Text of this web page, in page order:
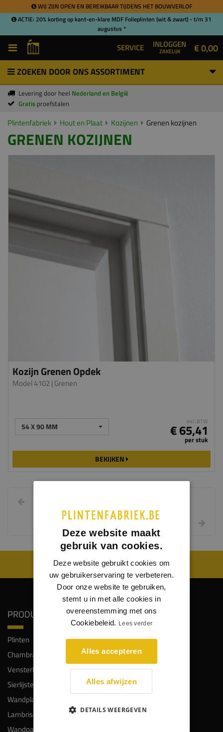
WIJ ZIJN OPEN EN BEREIKBAAR TIJDENS HET BOUWVERLOF
ACTIE: 20% korting op kant-en-klare MDF Folieplinten (wit & zwart) - t/m 31
augustus *
SERVICE INLOGGEN
ZAKELIJK € 0,00
ZOEKEN DOOR ONS ASSORTIMENT
Levering door heel Nederland en België
Gratis proefstalen
Plintenfabriek Hout en Plaat Kozijnen Grenen kozijnen
GRENEN KOZIJNEN
Kozijn Grenen Opdek
Model 4102| Grenen
54 X 90 MM incl. BTW
€ 65,41
per stuk
BEKIJKEN
WIJ WORDEN BEOORDEELD MET EEN 8.8
PRODUCTEN
Plinten
Chambranten
Vensterbanken
Sierlijsten
Wandplanken
Lambrisering
Wandpanelen
SERVICE
Klantendienst
Veelgestelde vragen
Keuzehulp plinten
Gratis proefstalen
Montage
Deze website maakt
gebruik van cookies.
Deze website gebruikt cookies om
uw gebruikerservaring te verbeteren.
Door onze website te gebruiken,
stemt u in met alle cookies in
overeenstemming met ons
Cookiebeleid. Lees verder
Alles accepteren
Alles afwijzen
DETAILS WEERGEVEN